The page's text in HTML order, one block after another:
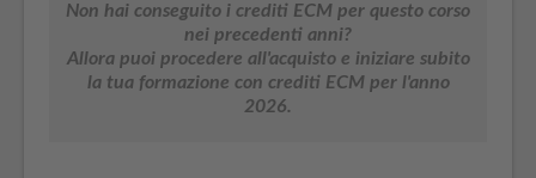
Non hai conseguito i crediti ECM per questo corso
nei precedenti anni?
Allora puoi procedere all'acquisto e iniziare subito
la tua formazione con crediti ECM per l'anno
2026.